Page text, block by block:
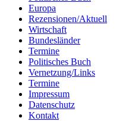
Europa
Rezensionen/Aktuell
Wirtschaft
Bundesländer
Termine
Politisches Buch
Vernetzung/Links
Termine
Impressum
Datenschutz
Kontakt